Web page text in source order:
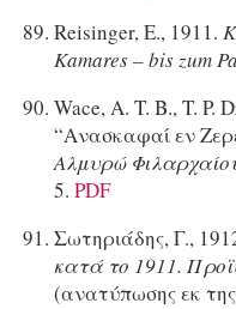
Reisinger, E., 1911.
Kamares – bis zum
Wace, A. T. B., T. P.
“Ανασκαφαί εν
Αλμυρώ
5. PDF
Σωτηριάδης, Γ.,
κατά το 1911.
(ανατύπωσης εκ της